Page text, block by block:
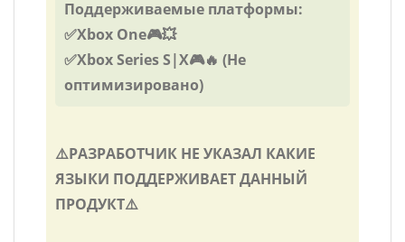
Поддерживаемые платформы:
✅Xbox One🎮💥
✅Xbox Series S|X🎮🔥 (Не
оптимизировано)
⚠️РАЗРАБОТЧИК НЕ УКАЗАЛ КАКИЕ
ЯЗЫКИ ПОДДЕРЖИВАЕТ ДАННЫЙ
ПРОДУКТ⚠️